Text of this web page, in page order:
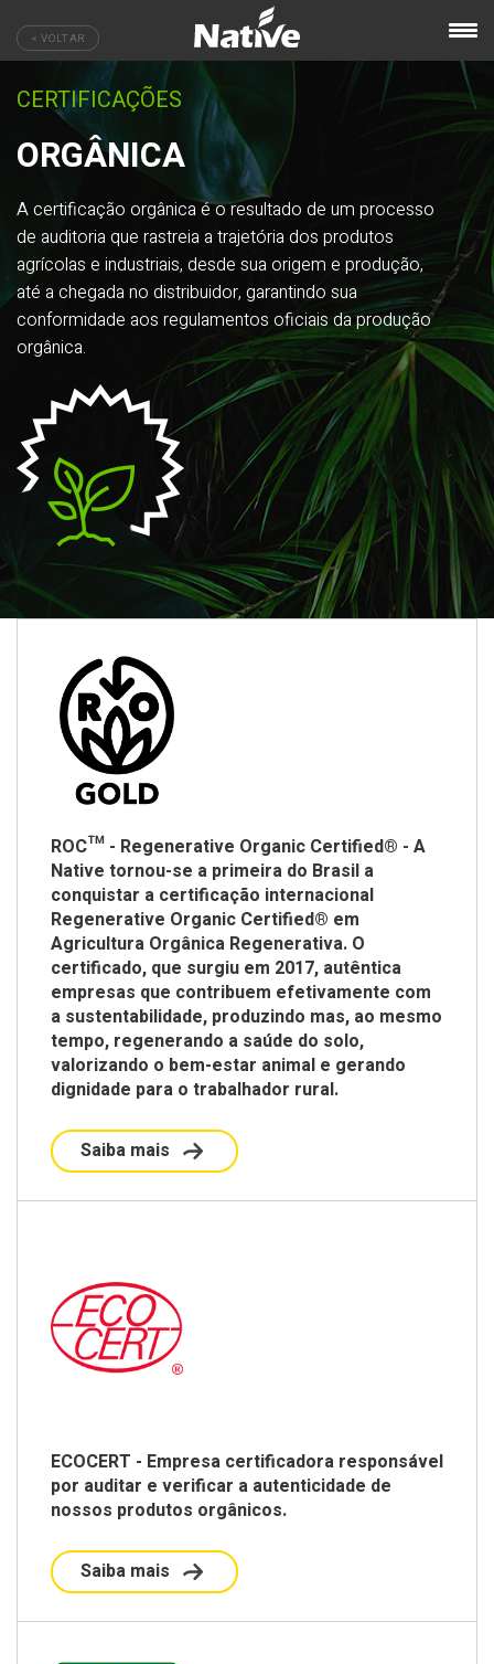
< VOLTAR
CERTIFICAÇÕES
ORGÂNICA
A certificação orgânica é o resultado de um processo
de auditoria que rastreia a trajetória dos produtos
agrícolas e industriais, desde sua origem e produção,
até a chegada no distribuidor, garantindo sua
conformidade aos regulamentos oficiais da produção
orgânica.
ROC™ - Regenerative Organic Certified® - A
Native tornou-se a primeira do Brasil a
conquistar a certificação internacional
Regenerative Organic Certified® em
Agricultura Orgânica Regenerativa. O
certificado, que surgiu em 2017, autêntica
empresas que contribuem efetivamente com
a sustentabilidade, produzindo mas, ao mesmo
tempo, regenerando a saúde do solo,
valorizando o bem-estar animal e gerando
dignidade para o trabalhador rural.
Saiba mais
ECOCERT - Empresa certificadora responsável
por auditar e verificar a autenticidade de
nossos produtos orgânicos.
Saiba mais